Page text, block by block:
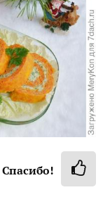
Спасибо!